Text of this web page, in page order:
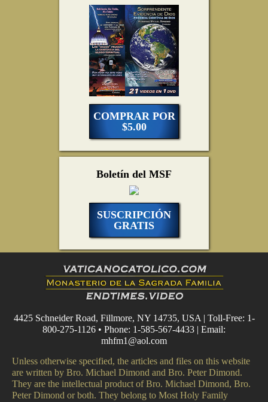
COMPRAR POR
$5.00
Boletín del MSF
SUSCRIPCIÓN
GRATIS
4425 Schneider Road, Fillmore, NY 14735, USA | Toll-Free: 1-
800-275-1126 • Phone: 1-585-567-4433 | Email:
mhfm1@aol.com
Unless otherwise specified, the articles and files on this website
are written by Bro. Michael Dimond and Bro. Peter Dimond.
They are the intellectual product of Bro. Michael Dimond, Bro.
Peter Dimond or both. They belong to Most Holy Family